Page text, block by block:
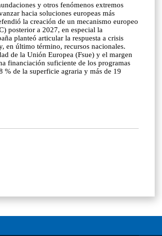
y otros fenómenos extremos
hacia soluciones europeas más
la creación de un mecanismo europeo
posterior a 2027, en especial la
planteó articular la respuesta a crisis
en último término, recursos nacionales.
de la Unión Europea (Fsue) y el margen
financiación suficiente de los programas
% de la superficie agraria y más de 19